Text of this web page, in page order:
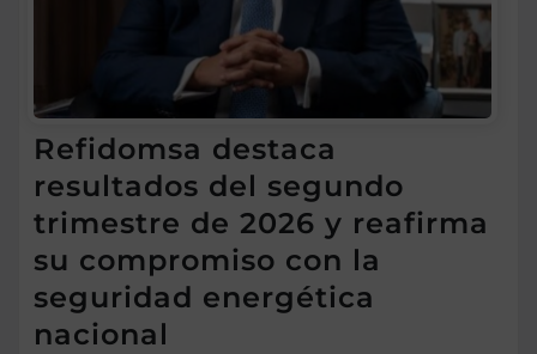
Refidomsa destaca
resultados del segundo
trimestre de 2026 y reafirma
su compromiso con la
seguridad energética
nacional